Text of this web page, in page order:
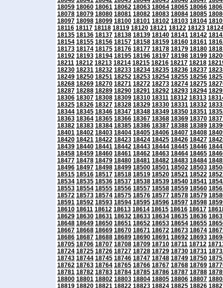
18059 18060 18061 18062 18063 18064 18065 18066
18078 18079 18080 18081 18082 18083 18084 18085
18097 18098 18099 18100 18101 18102 18103 18104
18116 18117 18118 18119 18120 18121 18122 18123
18135 18136 18137 18138 18139 18140 18141 18142
18154 18155 18156 18157 18158 18159 18160 18161
18173 18174 18175 18176 18177 18178 18179 18180
18192 18193 18194 18195 18196 18197 18198 18199
18211 18212 18213 18214 18215 18216 18217 18218
18230 18231 18232 18233 18234 18235 18236 18237
18249 18250 18251 18252 18253 18254 18255 18256
18268 18269 18270 18271 18272 18273 18274 18275
18287 18288 18289 18290 18291 18292 18293 18294
18306 18307 18308 18309 18310 18311 18312 18313
18325 18326 18327 18328 18329 18330 18331 18332
18344 18345 18346 18347 18348 18349 18350 18351
18363 18364 18365 18366 18367 18368 18369 18370
18382 18383 18384 18385 18386 18387 18388 18389
18401 18402 18403 18404 18405 18406 18407 18408
18420 18421 18422 18423 18424 18425 18426 18427
18439 18440 18441 18442 18443 18444 18445 18446
18458 18459 18460 18461 18462 18463 18464 18465
18477 18478 18479 18480 18481 18482 18483 18484
18496 18497 18498 18499 18500 18501 18502 18503
18515 18516 18517 18518 18519 18520 18521 18522
18534 18535 18536 18537 18538 18539 18540 18541
18553 18554 18555 18556 18557 18558 18559 18560
18572 18573 18574 18575 18576 18577 18578 18579
18591 18592 18593 18594 18595 18596 18597 18598
18610 18611 18612 18613 18614 18615 18616 18617
18629 18630 18631 18632 18633 18634 18635 18636
18648 18649 18650 18651 18652 18653 18654 18655
18667 18668 18669 18670 18671 18672 18673 18674
18686 18687 18688 18689 18690 18691 18692 18693
18705 18706 18707 18708 18709 18710 18711 18712
18724 18725 18726 18727 18728 18729 18730 18731
18743 18744 18745 18746 18747 18748 18749 18750
18762 18763 18764 18765 18766 18767 18768 18769
18781 18782 18783 18784 18785 18786 18787 18788
18800 18801 18802 18803 18804 18805 18806 18807
18819 18820 18821 18822 18823 18824 18825 18826